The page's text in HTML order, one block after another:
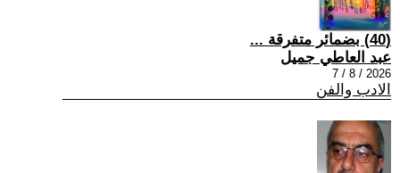
(40) بضمائر متفرقة ...
عبد العاطي جميل
2026 / 8 / 7
الادب والفن